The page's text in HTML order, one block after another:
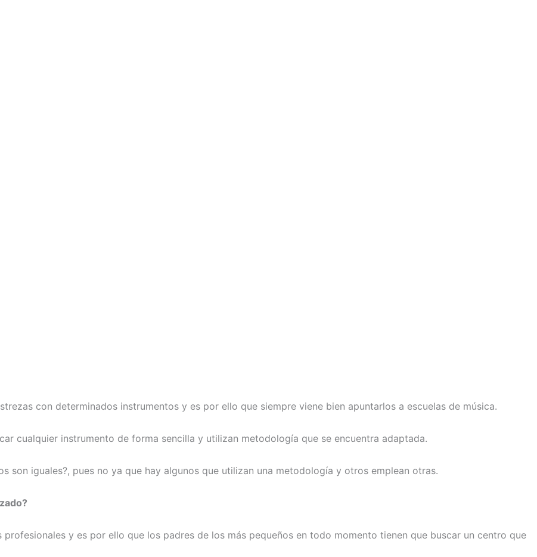
con determinados instrumentos y es por ello que siempre viene bien apuntarlos a escuelas de música.
cualquier instrumento de forma sencilla y utilizan metodología que se encuentra adaptada.
son iguales?, pues no ya que hay algunos que utilizan una metodología y otros emplean otras.
y es por ello que los padres de los más pequeños en todo momento tienen que buscar un centro que